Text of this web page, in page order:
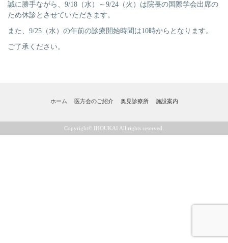
誠に勝手ながら、9/18（水）～9/24（火）は院長の国際学会出席の
ため休診とさせていただきます。
また、9/25（水）の午前の診療開始時間は10時からとなります。
ご了承ください。
ホーム 医方会のご紹介 奥見診療所 施設案内
Copyright© IHOUKAI All rights reserved.